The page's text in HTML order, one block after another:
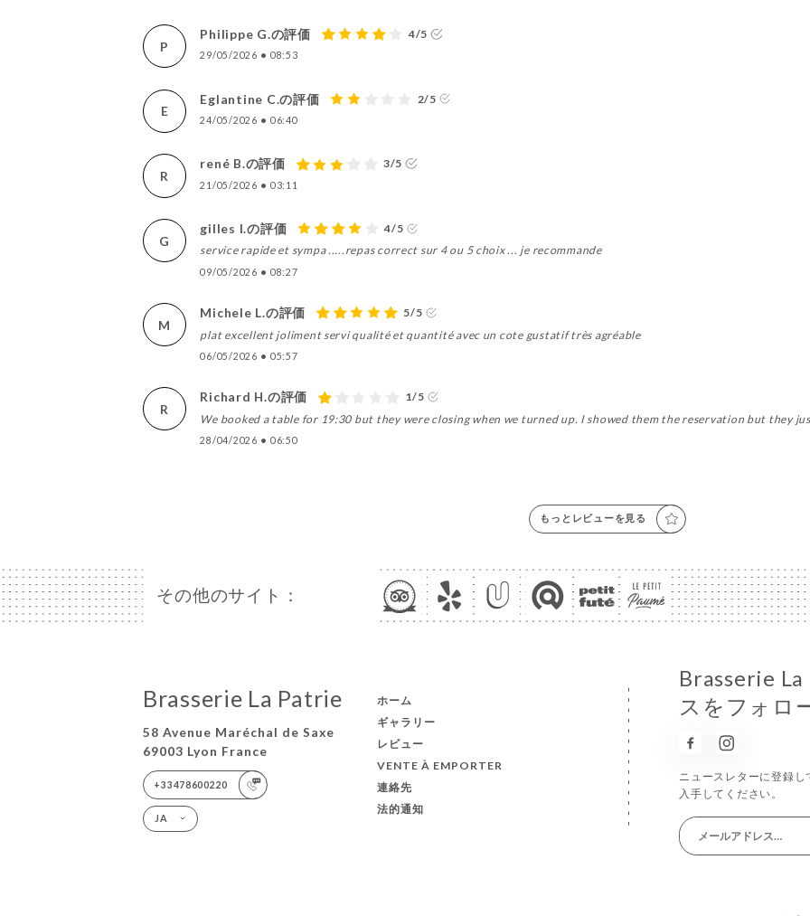
P
Philippe G.の評価 4/5
29/05/2026 • 08:53
E
Eglantine C.の評価 2/5
24/05/2026 • 06:40
R
rené B.の評価 3/5
21/05/2026 • 03:11
G
gilles l.の評価
4/5
service rapide et sympa .....repas correct sur 4 ou 5 choix ... je recommande
09/05/2026 • 08:27
M
Michele L.の評価
5/5
plat excellent joliment servi qualité et quantité avec un cote gustatif très agréable
06/05/2026 • 05:57
R
Richard H.の評価
1/5
We booked a table for 19:30 but they were closing when we turned up. I showed them the reservation but they
28/04/2026 • 06:50
もっとレビューを見る
その他のサイト：
Brasserie La Patrie
58 Avenue Maréchal de Saxe
69003 Lyon France
+33478600220
JA
ホーム
ギャラリー
レビュー
VENTE À EMPORTER
連絡先
法的通知
Brasserie
スをフォロ
ニュースレターに登録
入手してください。